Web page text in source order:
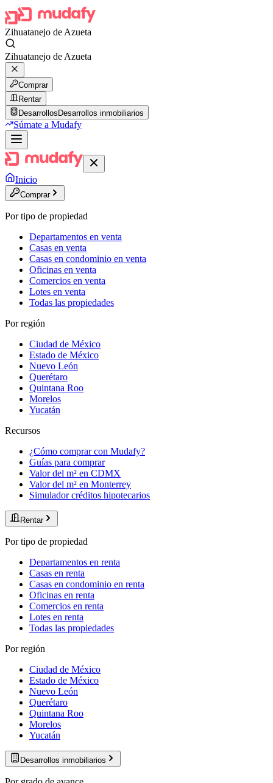
Zihuatanejo de Azueta
Zihuatanejo de Azueta
Comprar
Rentar
Desarrollos Desarrollos inmobiliarios
Súmate a Mudafy
Inicio
Comprar
Por tipo de propiedad
Departamentos en venta
Casas en venta
Casas en condominio en venta
Oficinas en venta
Comercios en venta
Lotes en venta
Todas las propiedades
Por región
Ciudad de México
Estado de México
Nuevo León
Querétaro
Quintana Roo
Morelos
Yucatán
Recursos
¿Cómo comprar con Mudafy?
Guías para comprar
Valor del m² en CDMX
Valor del m² en Monterrey
Simulador créditos hipotecarios
Rentar
Por tipo de propiedad
Departamentos en renta
Casas en renta
Casas en condominio en renta
Oficinas en renta
Comercios en renta
Lotes en renta
Todas las propiedades
Por región
Ciudad de México
Estado de México
Nuevo León
Querétaro
Quintana Roo
Morelos
Yucatán
Desarrollos inmobiliarios